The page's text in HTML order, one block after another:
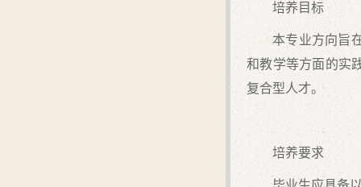
培养目标
本专业方向旨
和教学等方面的实
复合型人才。
培养要求